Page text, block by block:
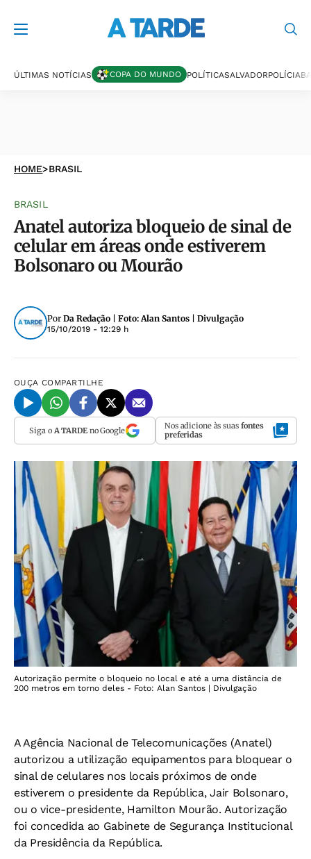
ÚLTIMAS NOTÍCIAS COPA DO MUNDO POLÍTICASALVADORPOLÍCIA
HOME>BRASIL
BRASIL
Anatel autoriza bloqueio de sinal de
celular em áreas onde estiverem
Bolsonaro ou Mourão
Por Da Redação | Foto: Alan Santos | Divulgação
15/10/2019 - 12:29 h
OUÇA COMPARTILHE
Siga o A TARDEno Google Nos adicione às suas fontes
preferidas
Autorização permite o bloqueio no local e até a uma distância de
200 metros em torno deles - Foto: Alan Santos | Divulgação
A Agência Nacional de Telecomunicações (Anatel)
autorizou a utilização equipamentos para bloquear o
sinal de celulares nos locais próximos de onde
estiverem o presidente da República, Jair Bolsonaro,
ou o vice-presidente, Hamilton Mourão. Autorização
foi concedida ao Gabinete de Segurança Institucional
da Presidência da República.